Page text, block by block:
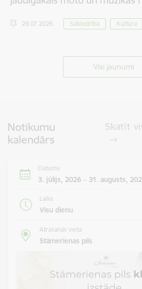
29.07.2026. Sabiedrība Kultūra
Visi jaunumi
Notikumu
kalendārs
Skatīt
Datums
3. jūlijs, 2026 – 31. augusts,
Laiks
Visu dienu
Atrašanās vieta
Stāmerienas pils